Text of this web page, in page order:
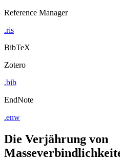
Reference Manager
.ris
BibTeX
Zotero
.bib
EndNote
.enw
Die Verjährung von